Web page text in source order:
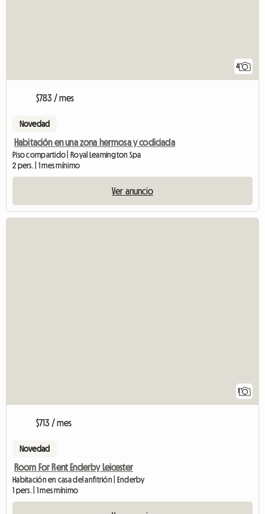
4
$783 / mes
Novedad
Habitación en una zona hermosa y codiciada
Piso compartido | Royal Leamington Spa
2 pers. | 1 mes mínimo
Ver anuncio
1
$713 / mes
Novedad
Room For Rent Enderby Leicester
Habitación en casa del anfitrión | Enderby
1 pers. | 1 mes mínimo